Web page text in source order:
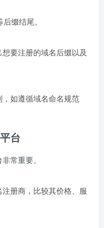
缀结尾。
要注册的域名后缀以及
如遵循域名命名规范
台
常重要。
册商，比较其价格、服